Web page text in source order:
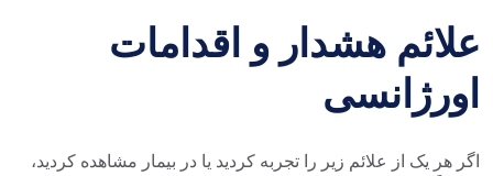
علائم هشدار و اقدامات
اورژانسی
اگر هر یک از علائم زیر را تجربه کردید یا در بیمار مشاهده کردید،